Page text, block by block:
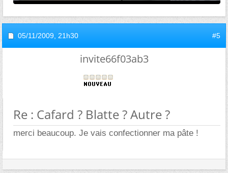
05/11/2009, 21h30 #5
invite66f03ab3
Re : Cafard ? Blatte ? Autre ?
merci beaucoup. Je vais confectionner ma pâte !